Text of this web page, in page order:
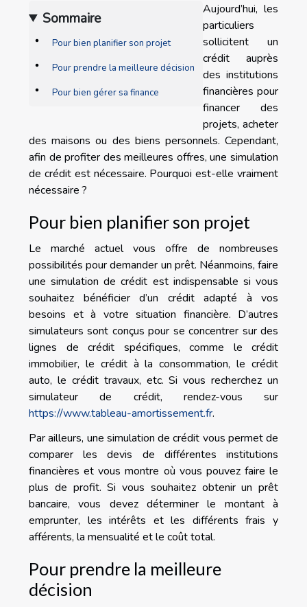
Sommaire
Pour bien planifier son projet
Pour prendre la meilleure décision
Pour bien gérer sa finance
Aujourd’hui, les
particuliers
sollicitent un
crédit auprès
des institutions
financières pour
financer des
projets, acheter
des maisons ou des biens personnels. Cependant,
afin de profiter des meilleures offres, une simulation
de crédit est nécessaire. Pourquoi est-elle vraiment
nécessaire ?
Pour bien planifier son projet
Le marché actuel vous offre de nombreuses
possibilités pour demander un prêt. Néanmoins, faire
une simulation de crédit est indispensable si vous
souhaitez bénéficier d’un crédit adapté à vos
besoins et à votre situation financière. D’autres
simulateurs sont conçus pour se concentrer sur des
lignes de crédit spécifiques, comme le crédit
immobilier, le crédit à la consommation, le crédit
auto, le crédit travaux, etc. Si vous recherchez un
simulateur de crédit, rendez-vous sur
https://www.tableau-amortissement.fr.
Par ailleurs, une simulation de crédit vous permet de
comparer les devis de différentes institutions
financières et vous montre où vous pouvez faire le
plus de profit. Si vous souhaitez obtenir un prêt
bancaire, vous devez déterminer le montant à
emprunter, les intérêts et les différents frais y
afférents, la mensualité et le coût total.
Pour prendre la meilleure
décision